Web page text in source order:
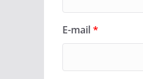
E-mail*